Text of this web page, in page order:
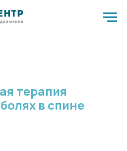
терапия
в спине